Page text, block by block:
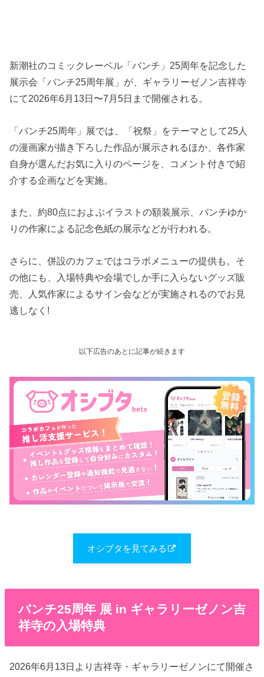
新潮社のコミックレーベル「バンチ」25周年を記念した
展示会「バンチ25周年展」が、ギャラリーゼノン吉祥寺
にて2026年6月13日〜7月5日まで開催される。
「バンチ25周年」展では、「祝祭」をテーマとして25人
の漫画家が描き下ろした作品が展示されるほか、各作家
自身が選んだお気に入りのページを、コメント付きで紹
介する企画などを実施。
また、約80点におよぶイラストの額装展示、バンチゆか
りの作家による記念色紙の展示などが行われる。
さらに、併設のカフェではコラボメニューの提供も。そ
の他にも、入場特典や会場でしか手に入らないグッズ販
売、人気作家によるサイン会などが実施されるのでお見
逃しなく!
以下広告のあとに記事が続きます
オシブタを見てみる
バンチ25周年 展 in ギャラリーゼノン吉
祥寺の入場特典
2026年6月13日より吉祥寺・ギャラリーゼノンにて開催さ